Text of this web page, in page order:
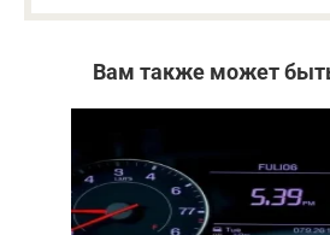
Вам также может